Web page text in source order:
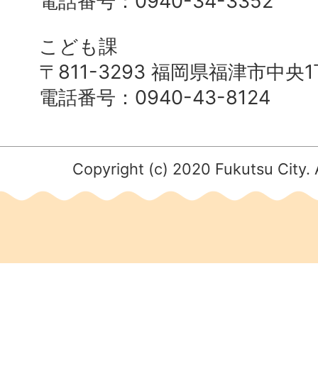
こども課
〒811-3293 福岡県福津市中央1
電話番号：0940-43-8124
Copyright (c) 2020 Fukutsu City.